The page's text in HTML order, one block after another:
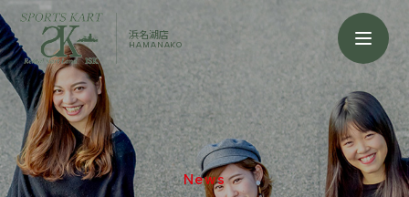
浜名湖店
HAMANAKO
News